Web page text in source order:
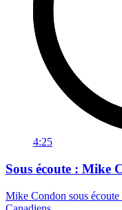
4:25
Sous écoute : Mike
Mike Condon sous